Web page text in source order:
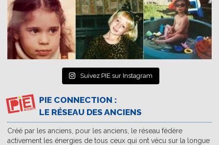
Suivez PIE sur Instagram
PIE CONNECTION :
LE RÉSEAU DES ANCIENS
Créé par les anciens, pour les anciens, le réseau fédère
activement les énergies de tous ceux qui ont vécu sur la longue